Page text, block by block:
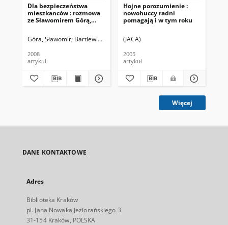
Dla bezpieczeństwa
mieszkanców : rozmowa
ze Sławomirem Górą,
Góra, Sławomir Bartlewicz, Jacek. Rozm.
2008
artykuł
Hojne porozumienie :
nowohuccy radni
pomagają i w tym roku
(JACA)
2005
artykuł
Więcej
DANE KONTAKTOWE
Adres
Biblioteka Kraków
pl. Jana Nowaka Jeziorańskiego 3
31-154 Kraków, POLSKA